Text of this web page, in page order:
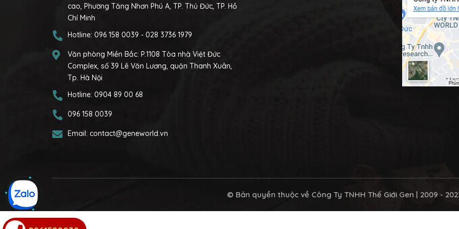
cao, Phường Tăng Nhơn Phú A, TP. Thủ Đức, TP. Hồ
Chí Minh
Hotline: 096 158 0039 - 028 3736 1979
Văn phòng Miền Bắc: P.1108 Tòa nhà Việt Đức
Complex, số 39 Lê Văn Lương, quận Thanh Xuân,
Tp. Hà Nội
Hotline: 0904 89 00 68
096 158 0039
Email: contact@geneworld.vn
© Bản quyền thuộc về Công Ty TNHH Thế Giới Gen | 2009 -